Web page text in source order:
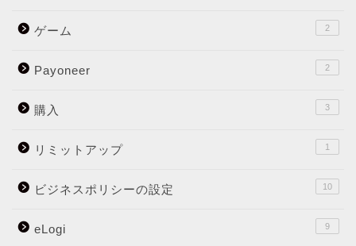
ゲーム 2
Payoneer 2
購入 3
リミットアップ 1
ビジネスポリシーの設定 10
eLogi 9